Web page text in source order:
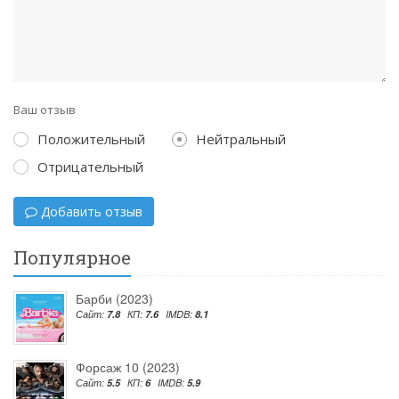
Ваш отзыв
Положительный
Нейтральный
Отрицательный
Добавить отзыв
Популярное
Барби (2023)
Сайт: 7.8 КП: 7.6 IMDB: 8.1
Форсаж 10 (2023)
Сайт: 5.5 КП: 6 IMDB: 5.9